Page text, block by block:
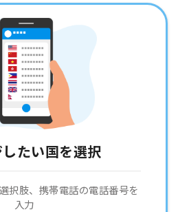
たい国を選択
択肢、携帯電話の電話番号を
入力